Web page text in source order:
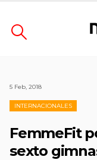
5 Feb, 2018
INTERNACIONALES
FemmeFit
sexto